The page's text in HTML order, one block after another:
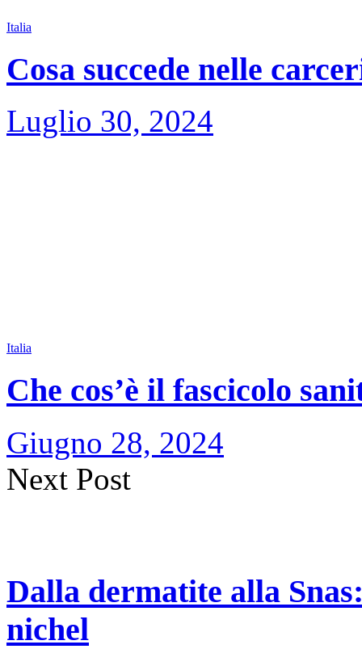
Italia
Cosa succede nelle
Luglio 30, 2024
Italia
Che cos’è il fascicolo
Giugno 28, 2024
Next Post
Dalla dermatite alla
nichel